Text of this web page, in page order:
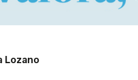
Lozano